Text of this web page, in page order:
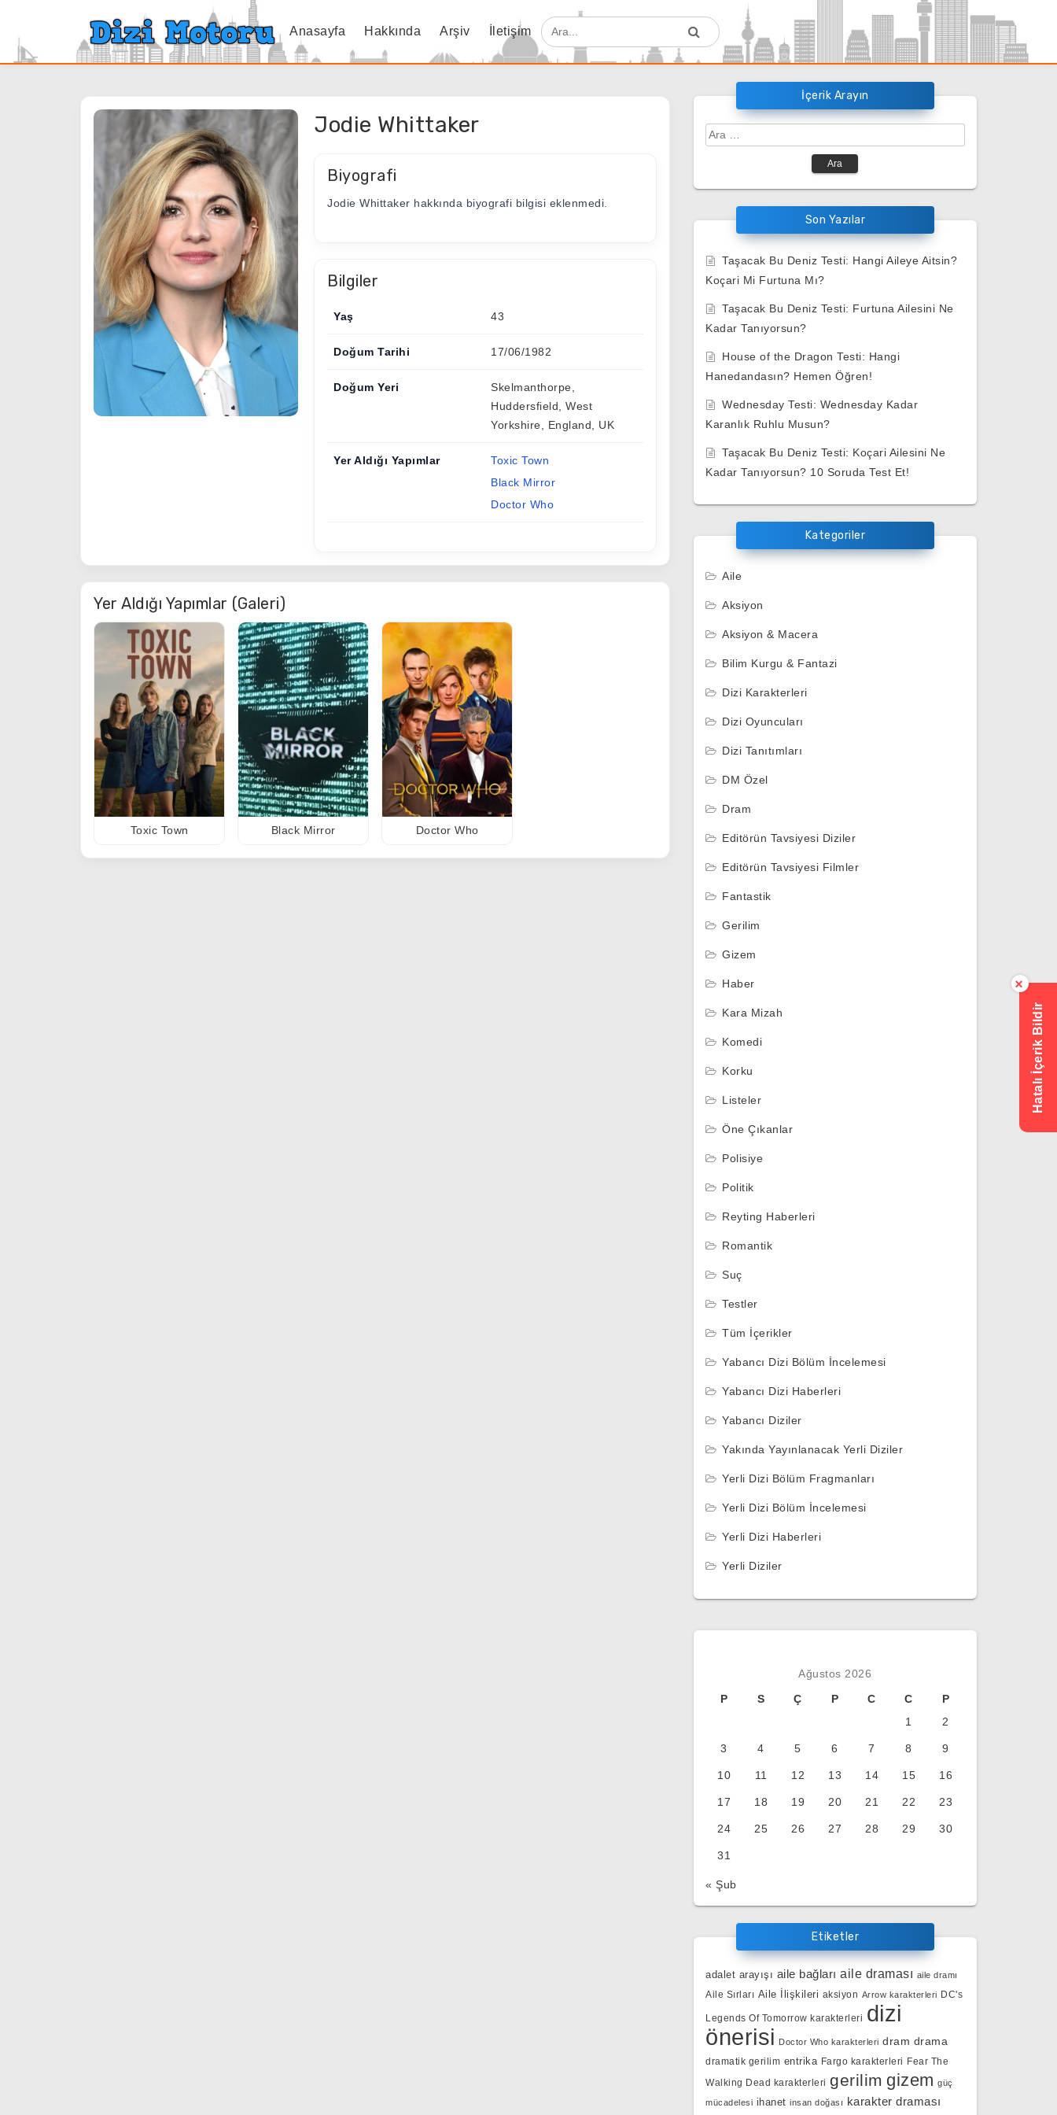
Anasayfa Hakkında Arşiv İletişim
Jodie Whittaker
Biyografi
Jodie Whittaker hakkında biyografi bilgisi eklenmedi.
Bilgiler
Yaş 43
Doğum Tarihi 17/06/1982
Doğum Yeri
Skelmanthorpe,
Huddersfield, West
Yorkshire, England, UK
Yer Aldığı Yapımlar
Toxic Town
Black Mirror
Doctor Who
Yer Aldığı Yapımlar (Galeri)
Toxic Town Black Mirror Doctor Who
İçerik Arayın
Arama:
Son Yazılar
Taşacak Bu Deniz Testi: Hangi Aileye Aitsin?
Koçari Mi Furtuna Mı?
Taşacak Bu Deniz Testi: Furtuna Ailesini Ne
Kadar Tanıyorsun?
House of the Dragon Testi: Hangi
Hanedandasın? Hemen Öğren!
Wednesday Testi: Wednesday Kadar
Karanlık Ruhlu Musun?
Taşacak Bu Deniz Testi: Koçari Ailesini Ne
Kadar Tanıyorsun? 10 Soruda Test Et!
Kategoriler
Aile
Aksiyon
Aksiyon & Macera
Bilim Kurgu & Fantazi
Dizi Karakterleri
Dizi Oyuncuları
Dizi Tanıtımları
DM Özel
Dram
Editörün Tavsiyesi Diziler
Editörün Tavsiyesi Filmler
Fantastik
Gerilim
Gizem
Haber
Kara Mizah
Komedi
Korku
Listeler
Öne Çıkanlar
Polisiye
Politik
Reyting Haberleri
Romantik
Suç
Testler
Tüm İçerikler
Yabancı Dizi Bölüm İncelemesi
Yabancı Dizi Haberleri
Yabancı Diziler
Yakında Yayınlanacak Yerli Diziler
Yerli Dizi Bölüm Fragmanları
Yerli Dizi Bölüm İncelemesi
Yerli Dizi Haberleri
Yerli Diziler
Ağustos 2026
P
S Ç P C C
P
1
2
3 4 5 6 7 8 9
10 11 12 13 14 15 16
17 18 19 20 21 22 23
24 25 26 27 28 29 30
31
« Şub
Etiketler
adalet arayışı aile bağları aile draması aile dramı
Aile Sırları Aile İlişkileri aksiyon Arrow karakterleri DC's
Legends Of Tomorrow karakterleri dizi
önerisi Doctor Who karakterleri dram drama
dramatik gerilim entrika Fargo karakterleri Fear The
Walking Dead karakterleri gerilim gizem güç
mücadelesi ihanet insan doğası karakter draması
Hatalı İçerik Bildir
×